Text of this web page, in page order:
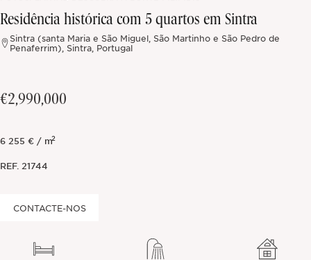
Residência histórica com 5 quartos em Sintra
Sintra (santa Maria e São Miguel, São Martinho e São Pedro de
Penaferrim), Sintra, Portugal
€2,990,000
6 255 € / m2
REF. 21744
CONTACTE-NOS
Fora do mercado